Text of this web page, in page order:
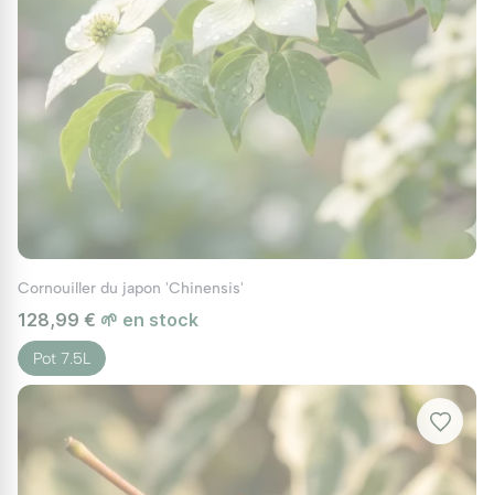
Cornouiller du japon 'Chinensis'
128,99 € 🌱 en stock
Pot 7.5L